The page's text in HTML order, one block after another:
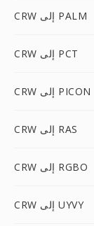
CRW إلى PALM
CRW إلى PCT
CRW إلى PICON
CRW إلى RAS
CRW إلى RGBO
CRW إلى UYVY